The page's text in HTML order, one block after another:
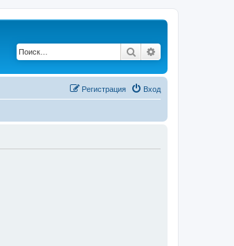
Поиск
Вход
Регистрация